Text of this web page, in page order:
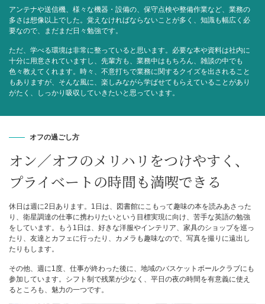
アンテナや送信機、様々な機器・設備の、保守点検や整備作業など、業務の
多さは想像以上でした。覚えなければならないことが多く、知識も幅広く必
要なので、まだまだ日々勉強です。
ただ、学べる環境は非常に整っていると思います。必要な本や資料は社内に
十分に用意されていますし、先輩方も、業務中はもちろん、雑談の中でも
色々教えてくれます。時々、不意打ちで業務に関するクイズを出されること
もありますが、そんな風に、楽しみながら学ばせてもらえていることがあり
がたく、しっかり吸収していきたいと思っています。
オフの過ごし方
オン／オフのメリハリをつけやすく、
プライベートの時間も満喫できる
休日は週に2日あります。1日は、図書館にこもって趣味の本を読みあさった
り、衛星調達の仕事に携わりたいという目標実現に向け、苦手な英語の勉強
をしています。もう1日は、好きな洋服やインテリア、家具のショップを巡っ
たり、友達とカフェに行ったり、カメラも趣味なので、写真を撮りに遠出し
たりもします。
その他、週に1度、仕事が終わった後に、地域のバスケットボールクラブにも
参加しています。シフト制で残業が少なく、平日の夜の時間を有意義に使え
るところも、魅力の一つです。